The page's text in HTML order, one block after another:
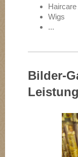
Wigs
...
Bilder-